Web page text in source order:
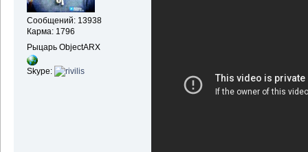
Сообщений: 13938
Карма: 1796
Рыцарь ObjectARX
Skype: